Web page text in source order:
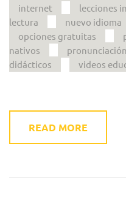
internet
lecciones
lectura
nuevo idioma
opciones gratuitas
nativos
didácticos
videos
READ MORE